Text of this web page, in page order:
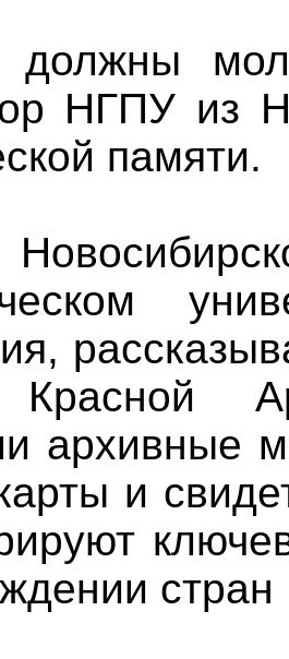
НГПУ из
памяти.
Красной
архивные
и